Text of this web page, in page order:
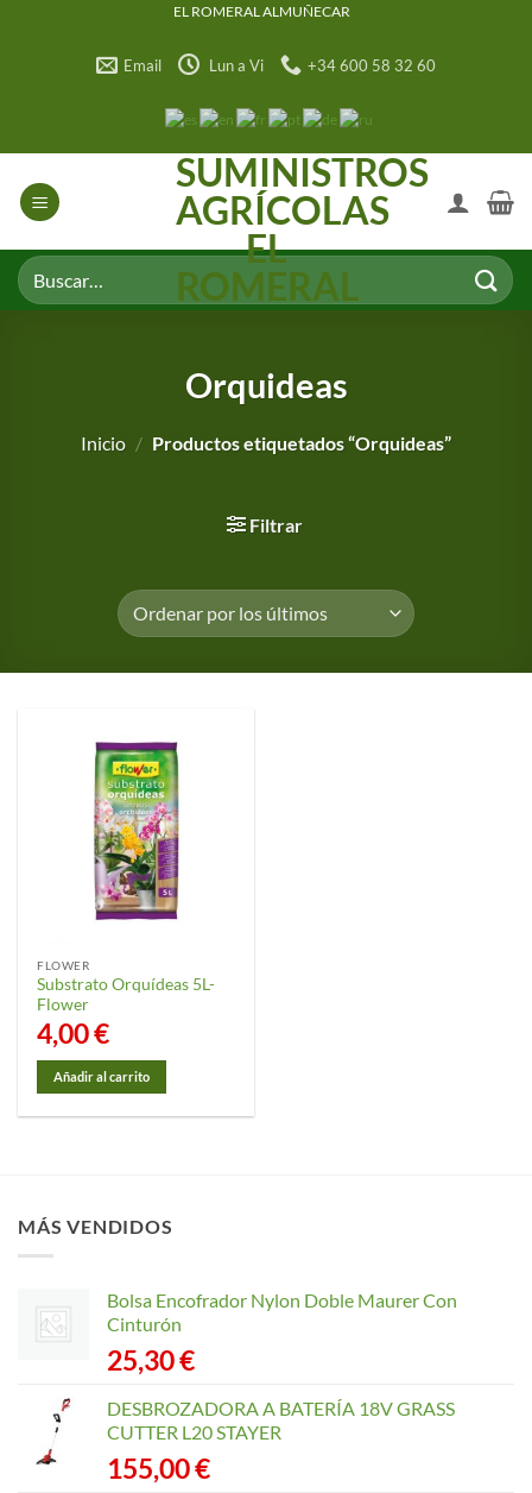
EL ROMERAL ALMUÑECAR
Email Lun a Vi +34 600 58 32 60
SUMINISTROS
AGRÍCOLAS
EL
ROMERAL
Buscar
por:
Orquideas
Inicio / Productos etiquetados “Orquideas”
Filtrar
FLOWER
Substrato Orquídeas 5L-
Flower
4,00€
Añadir al carrito
MÁS VENDIDOS
Bolsa Encofrador Nylon Doble Maurer Con
Cinturón
25,30€
DESBROZADORA A BATERÍA 18V GRASS
CUTTER L20 STAYER
155,00€